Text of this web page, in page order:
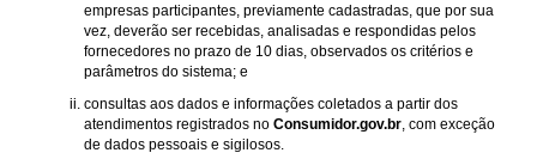
empresas participantes, previamente cadastradas, que por sua
vez, deverão ser recebidas, analisadas e respondidas pelos
fornecedores no prazo de 10 dias, observados os critérios e
parâmetros do sistema; e
consultas aos dados e informações coletados a partir dos
atendimentos registrados no Consumidor.gov.br , com exceção
de dados pessoais e sigilosos.